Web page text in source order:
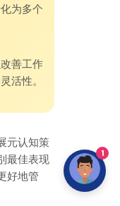
为多个
善工作
活性。
元认知策
最佳表现
好地管
1